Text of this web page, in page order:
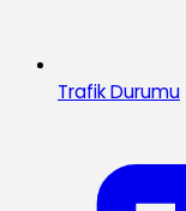
Trafik Durumu